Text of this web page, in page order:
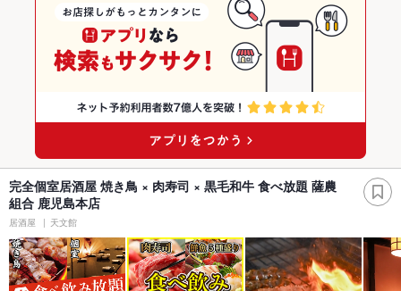
完全個室居酒屋 焼き鳥 × 肉寿司 × 黒毛和牛 食べ放題 薩農
組合 鹿児島本店
居酒屋 天文館